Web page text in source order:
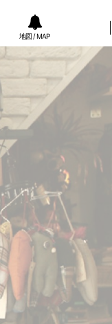
地図 / MAP